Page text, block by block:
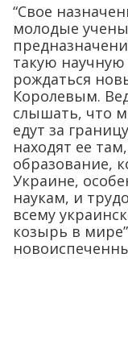
“Свое
молодые
такую научную
рождаться
Королевым.
слышать, что
едут за
находят ее
образование,
Украине,
наукам, и
всему
козырь в